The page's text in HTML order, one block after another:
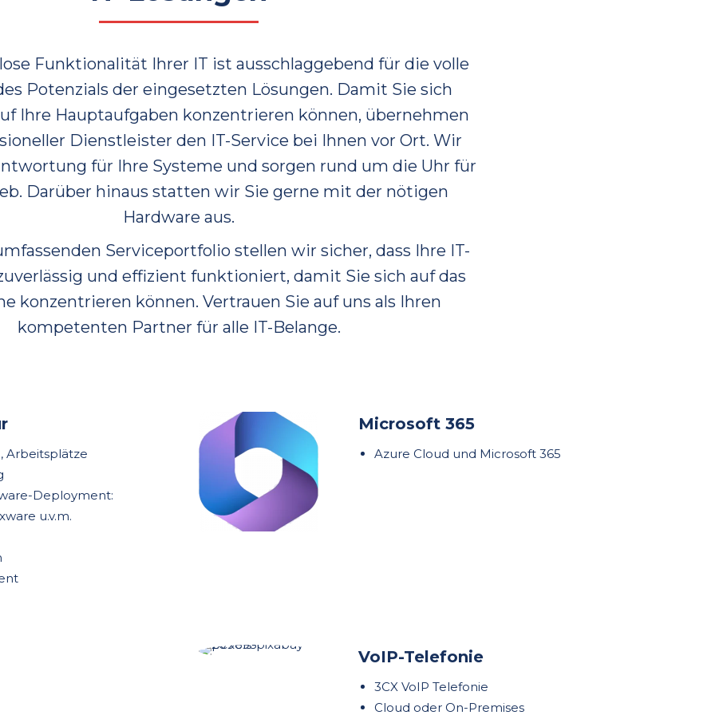
Funktionalität Ihrer IT ist ausschlaggebend für die volle
Potenzials der eingesetzten Lösungen. Damit Sie sich
Ihre Hauptaufgaben konzentrieren können, übernehmen
Dienstleister den IT-Service bei Ihnen vor Ort. Wir
für Ihre Systeme und sorgen rund um die Uhr für
Darüber hinaus statten wir Sie gerne mit der nötigen
Hardware aus.
Serviceportfolio stellen wir sicher, dass Ihre IT-
und effizient funktioniert, damit Sie sich auf das
konzentrieren können. Vertrauen Sie auf uns als Ihren
kompetenten Partner für alle IT-Belange.
Arbeitsplätze
Deployment:
u.v.m.
Microsoft 365
Azure Cloud und Microsoft 365
VoIP-Telefonie
3CX VoIP Telefonie
Cloud oder On-Premises